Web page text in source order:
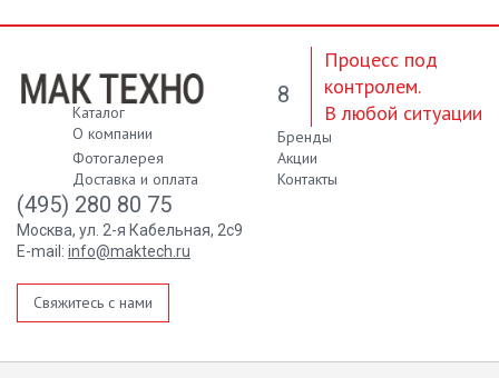
Процесс под
контролем.
В любой ситуации
Каталог
О компании
Бренды
Фотогалерея
Акции
Доставка и оплата
Контакты
8
(495) 280 80 75
Москва, ул. 2-я Кабельная, 2с9
E-mail: info@maktech.ru
Свяжитесь с нами